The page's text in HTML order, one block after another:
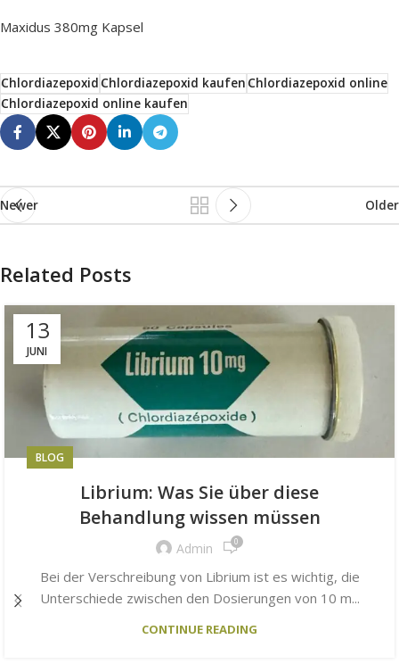
Maxidus 380mg Kapsel
ChlordiazepoxidChlordiazepoxid kaufenChlordiazepoxid online
Chlordiazepoxid online kaufen
Newer Older
Related Posts
13
JUNI
BLOG
Librium: Was Sie über diese
Behandlung wissen müssen
Admin 0
Bei der Verschreibung von Librium ist es wichtig, die
Unterschiede zwischen den Dosierungen von 10 m...
CONTINUE READING